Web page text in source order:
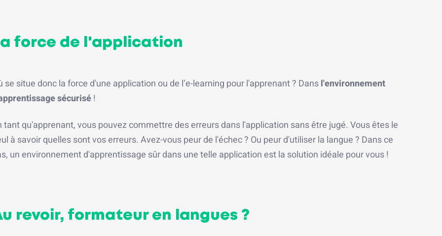
force de l'application
se situe donc la force d'une application ou de l’e-learning pour l'apprenant ? Dansl'environnement
sécurisé!
tant qu'apprenant, vous pouvez commettre des erreurs dans l'application sans être jugé. Vous êtes le
à savoir quelles sont vos erreurs. Avez-vous peur de l'échec ? Ou peur d'utiliser la langue ? Dans ce
un environnement d'apprentissage sûr dans une telle application est la solution idéale pour vous !
revoir, formateur en langues ?